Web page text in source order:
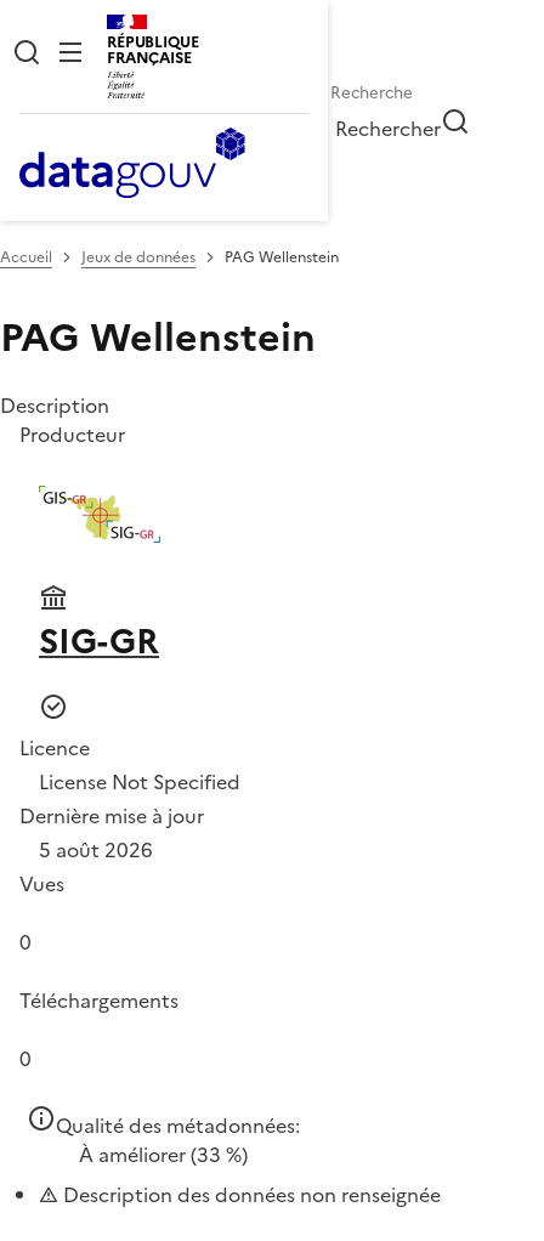
RÉPUBLIQUE
FRANÇAISE
Rechercher
Accueil Jeux de données PAG Wellenstein
PAG Wellenstein
Description
Producteur
SIG-GR
Licence
License Not Specified
Dernière mise à jour
5 août 2026
Vues
0
Téléchargements
0
Qualité des métadonnées:
À améliorer(33 %)
Description des données non renseignée